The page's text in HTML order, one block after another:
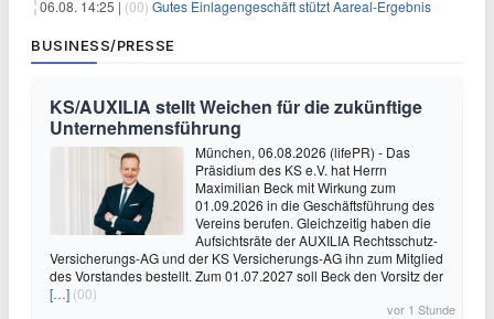
06.08. 14:25 | (00) Gutes Einlagengeschäft stützt Aareal-Ergebnis
BUSINESS/PRESSE
KS/AUXILIA stellt Weichen für die zukünftige
Unternehmensführung
München, 06.08.2026 (lifePR) - Das
Präsidium des KS e.V. hat Herrn
Maximilian Beck mit Wirkung zum
01.09.2026 in die Geschäftsführung des
Vereins berufen. Gleichzeitig haben die
Aufsichtsräte der AUXILIA Rechtsschutz-
Versicherungs-AG und der KS Versicherungs-AG ihn zum Mitglied
des Vorstandes bestellt. Zum 01.07.2027 soll Beck den Vorsitz der
[…] (00)
vor 1 Stunde